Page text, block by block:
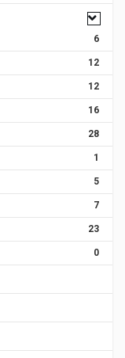
6
12
12
16
28
1
5
7
23
0